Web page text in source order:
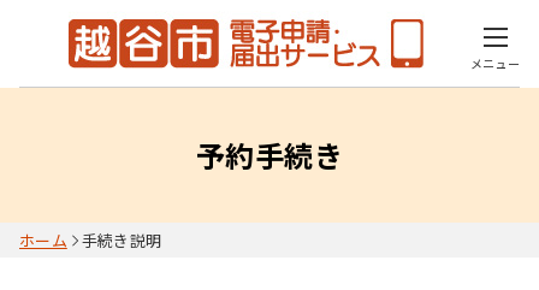
メニュー
予約手続き
ホーム 手続き説明